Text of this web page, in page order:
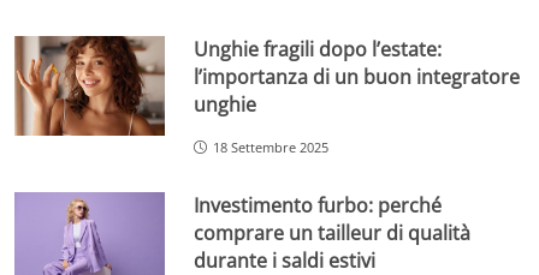
Unghie fragili dopo l’estate:
l’importanza di un buon integratore
unghie
18 Settembre 2025
Investimento furbo: perché
comprare un tailleur di qualità
durante i saldi estivi